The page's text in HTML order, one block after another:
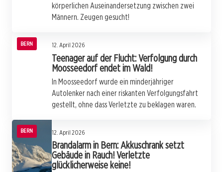
körperlichen Auseinandersetzung zwischen zwei
Männern. Zeugen gesucht!
BERN 12. April 2026
Teenager auf der Flucht: Verfolgung durch
Moosseedorf endet im Wald!
In Moosseedorf wurde ein minderjähriger
Autolenker nach einer riskanten Verfolgungsfahrt
gestellt, ohne dass Verletzte zu beklagen waren.
BERN 12. April 2026
Brandalarm in Bern: Akkuschrank setzt
Gebäude in Rauch! Verletzte
glücklicherweise keine!